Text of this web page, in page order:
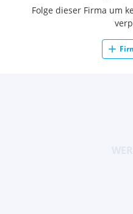
Folge dieser Firma um